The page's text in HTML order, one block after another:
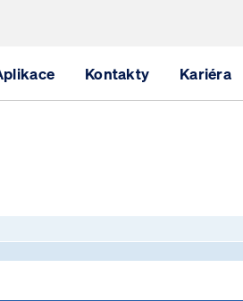
Kontakty Kariéra